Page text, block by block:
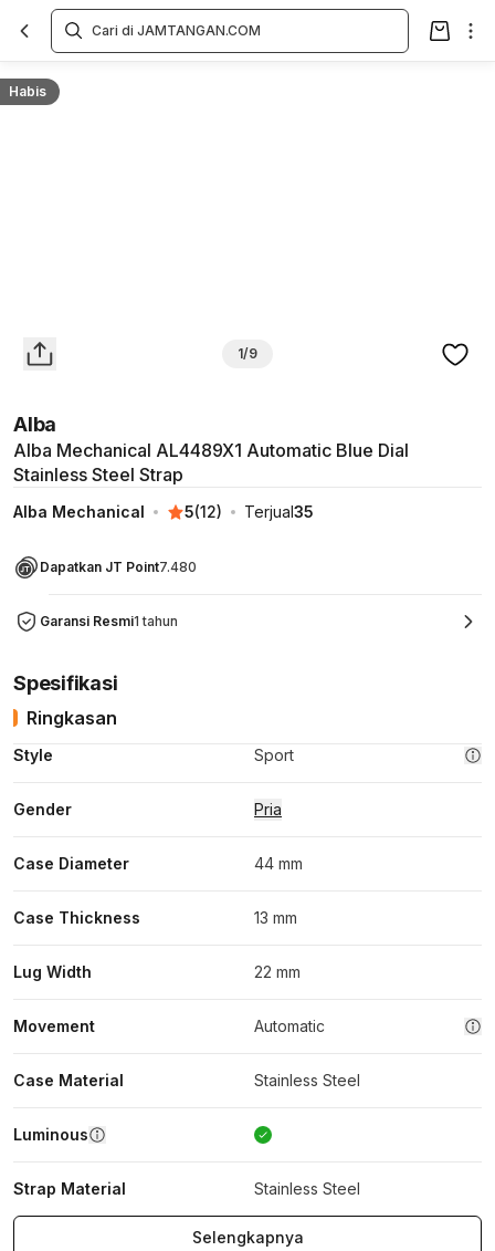
Habis
1/9
Alba
Alba Mechanical AL4489X1 Automatic Blue Dial
Stainless Steel Strap
Alba Mechanical 5(12) Terjual35
Dapatkan JT Point7.480
Garansi Resmi1 tahun
Overview
Spesifikasi
Ringkasan
Style Sport
Gender Pria
Case Diameter 44 mm
Case Thickness 13 mm
Lug Width 22 mm
Movement Automatic
Case Material Stainless Steel
Luminous
Strap Material Stainless Steel
Selengkapnya